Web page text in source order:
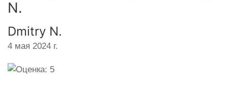
N.
​Dmitry N.
4 мая 2024 г.